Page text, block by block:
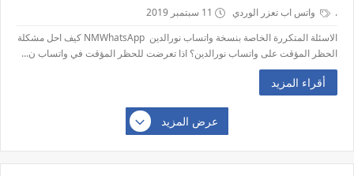
. واتس اب تعزر الوردي
11 سبتمبر 2019
الاسئلة المتكررة الخاصة بنسخة واتساب نورالدين NMWhatsApp كيف احل مشكلة
الحظر المؤقت على واتساب نورالدين؟ اذا تعرضت للحظر المؤقت في واتساب ن...
أقراء المزيد
عرض المزيد